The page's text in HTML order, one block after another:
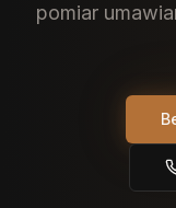
pomiar